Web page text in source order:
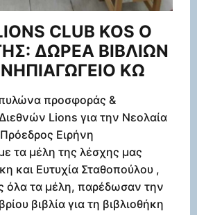
CLUB KOS Ο
ΔΩΡΕΑ ΒΙΒΛΙΩΝ
ΚΩ
πυλώνα προσφοράς &
Lions για την Νεολαία
Ειρήνη
τα μέλη της λέσχης μας
και Ευτυχία Σταθοπούλου ,
τα μέλη, παρέδωσαν την
βιβλία για τη βιβλιοθήκη